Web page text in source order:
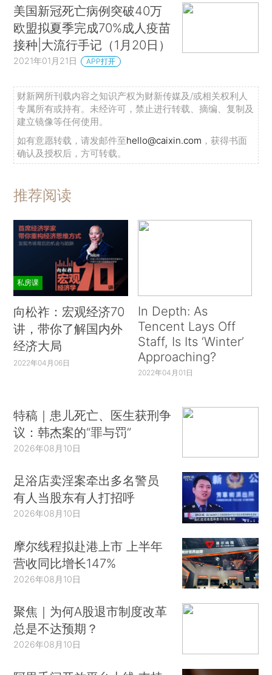
美国新冠死亡病例突破40万
欧盟拟夏季完成70%成人疫苗
接种|大流行手记（1月20日）
2021年01月21日 APP打开
财新网所刊载内容之知识产权为财新传媒及/或相关权利人
专属所有或持有。未经许可，禁止进行转载、摘编、复制及
建立镜像等任何使用。
如有意愿转载，请发邮件至hello@caixin.com ，获得书面
确认及授权后，方可转载。
推荐阅读
私房课
向松祚：宏观经济70
讲，带你了解国内外
经济大局
2022年04月06日
In Depth: As
Tencent Lays Off
Staff, Is Its ‘Winter’
Approaching?
2022年04月01日
特稿｜患儿死亡、医生获刑争
议：韩杰案的“罪与罚”
2026年08月10日
足浴店卖淫案牵出多名警员
有人当股东有人打招呼
2026年08月10日
摩尔线程拟赴港上市 上半年
营收同比增长147%
2026年08月10日
聚焦｜为何A股退市制度改革
总是不达预期？
2026年08月10日